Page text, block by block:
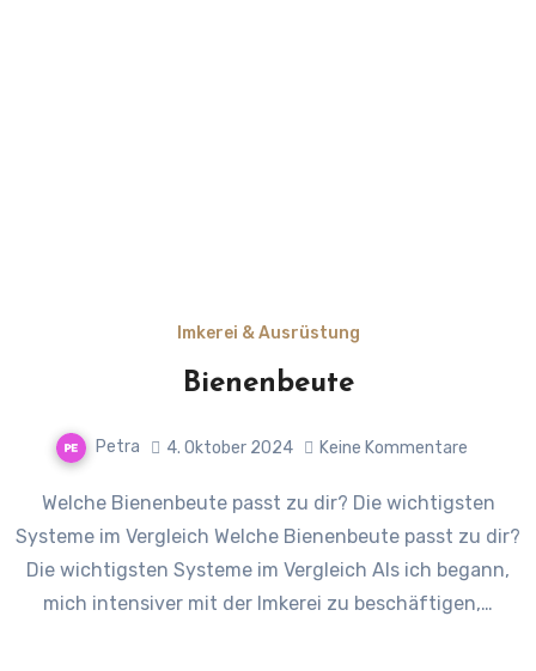
Imkerei & Ausrüstung
Bienenbeute
Petra 4. Oktober 2024 Keine Kommentare
Welche Bienenbeute passt zu dir? Die wichtigsten
Systeme im Vergleich Welche Bienenbeute passt zu dir?
Die wichtigsten Systeme im Vergleich Als ich begann,
mich intensiver mit der Imkerei zu beschäftigen,…